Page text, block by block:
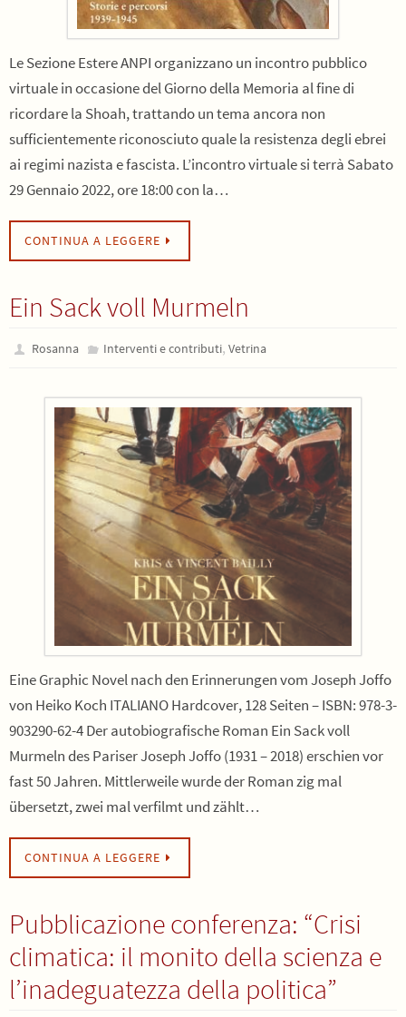
Le Sezione Estere ANPI organizzano un incontro pubblico
virtuale in occasione del Giorno della Memoria al fine di
ricordare la Shoah, trattando un tema ancora non
sufficientemente riconosciuto quale la resistenza degli ebrei
ai regimi nazista e fascista. L’incontro virtuale si terrà Sabato
29 Gennaio 2022, ore 18:00 con la…
CONTINUA A LEGGERE
Ein Sack voll Murmeln
Rosanna Interventi e contributi, Vetrina
Eine Graphic Novel nach den Erinnerungen vom Joseph Joffo
von Heiko Koch ITALIANO Hardcover, 128 Seiten – ISBN: 978-3-
903290-62-4 Der autobiografische Roman Ein Sack voll
Murmeln des Pariser Joseph Joffo (1931 – 2018) erschien vor
fast 50 Jahren. Mittlerweile wurde der Roman zig mal
übersetzt, zwei mal verfilmt und zählt…
CONTINUA A LEGGERE
Pubblicazione conferenza: “Crisi
climatica: il monito della scienza e
l’inadeguatezza della politica”